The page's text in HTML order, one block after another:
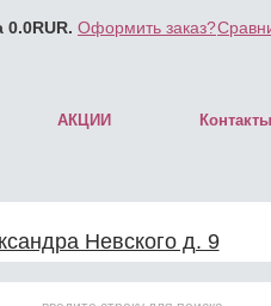
0.0RUR. Оформить заказ?
АКЦИИ Контакты
Невского д. 9